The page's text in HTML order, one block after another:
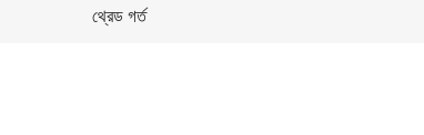
থ্রেড গর্ত